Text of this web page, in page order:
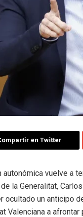
en Twitter
vuelve a
la Generalitat,
ocultado un anticipo
Valenciana a